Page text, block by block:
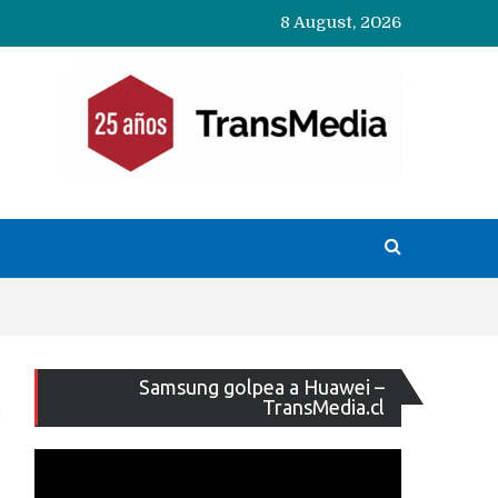
8 August, 2026
Samsung golpea a Huawei –
TransMedia.cl
de
vídeo